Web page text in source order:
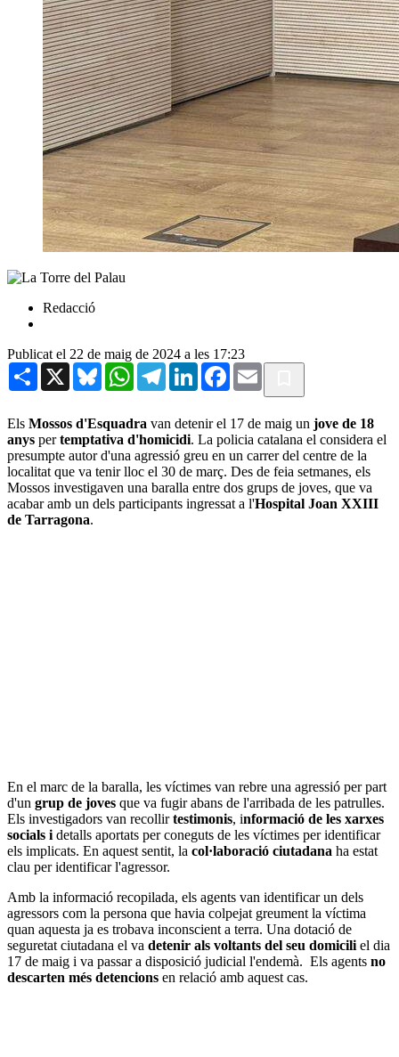
Redacció
Publicat el 22 de maig de 2024 a les 17:23
Share X BlueskyWhatsAppTelegramLinkedInFacebook
Email
Els Mossos d'Esquadra van detenir el 17 de maig un jove de 18
anys pertemptativa d'homicidi. La policia catalana el considera el
presumpte autor d'una agressió greu en un carrer del centre de la
localitat que va tenir lloc el 30 de març. Des de feia setmanes, els
Mossos investigaven una baralla entre dos grups de joves, que va
acabar amb un dels participants ingressat a l'Hospital Joan XXIII
de Tarragona.
En el marc de la baralla, les víctimes van rebre una agressió per part
d'un grup de joves que va fugir abans de l'arribada de les patrulles.
Els investigadors van recollirtestimonis, informació de les xarxes
socials i detalls aportats per coneguts de les víctimes per identificar
els implicats. En aquest sentit, la col·laboració ciutadana ha estat
clau per identificar l'agressor.
Amb la informació recopilada, els agents van identificar un dels
agressors com la persona que havia colpejat greument la víctima
quan aquesta ja es trobava inconscient a terra. Una dotació de
seguretat ciutadana el va detenir als voltants del seu domicili el dia
17 de maig i va passar a disposició judicial l'endemà. Els agents no
descarten més detencions en relació amb aquest cas.